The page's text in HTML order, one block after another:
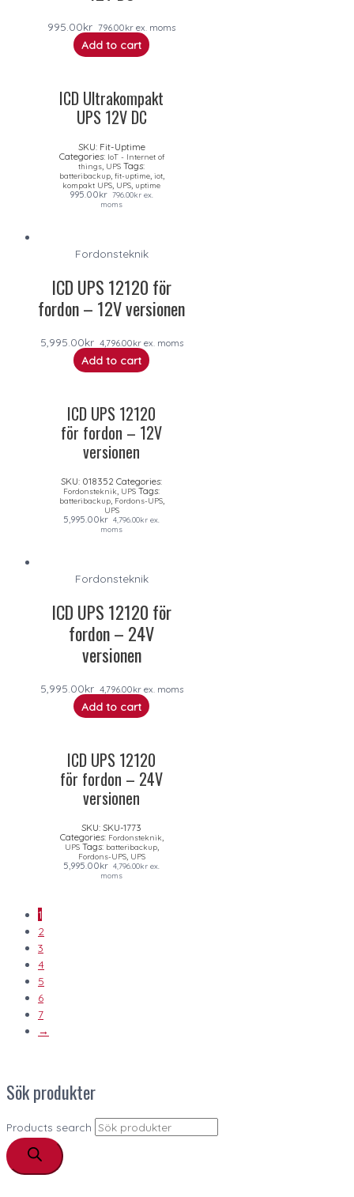
Sök produkter
Products search
995.00kr 796.00kr ex. moms
Add to cart
ICD Ultrakompakt
UPS 12V DC
SKU: Fit-Uptime
Categories: IoT - Internet of
things UPS Tags:
batteribackup, fit-uptime, iot,
kompakt UPS UPS uptime
995.00kr 796.00kr ex.
moms
Fordonsteknik
ICD UPS 12120 för
fordon – 12V versionen
5,995.00kr 4,796.00krex. moms
Add to cart
ICD UPS 12120
för fordon – 12V
versionen
SKU: 018352 Categories:
Fordonsteknik UPS Tags:
batteribackup, Fordons-UPS,
UPS
5,995.00kr 4,796.00kr ex.
moms
Fordonsteknik
ICD UPS 12120 för
fordon – 24V
versionen
5,995.00kr 4,796.00krex. moms
Add to cart
ICD UPS 12120
för fordon – 24V
versionen
SKU: SKU-1773
Categories: Fordonsteknik
UPS Tags: batteribackup,
Fordons-UPS, UPS
5,995.00kr 4,796.00kr ex.
moms
1
2
3
4
5
6
7
→